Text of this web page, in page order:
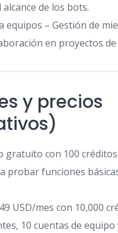
de los bots.
equipos – Gestión de
en proyectos de
y precios
gratuito con 100 créditos
probar funciones
USD/mes con 10,000
10 cuentas de equipo